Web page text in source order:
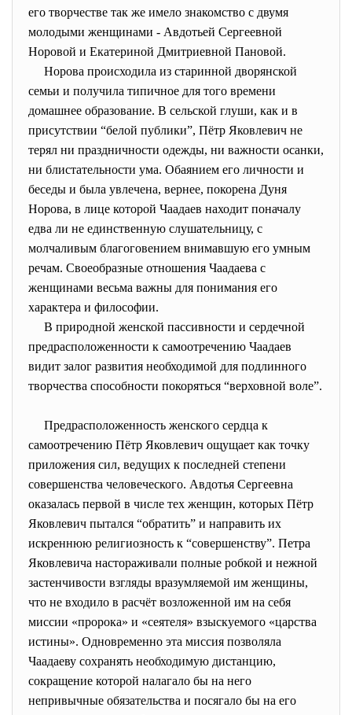
его творчестве так же имело знакомство с двумя
молодыми женщинами - Авдотьей Сергеевной
Норовой и Екатериной Дмитриевной Пановой.
Норова происходила из старинной дворянской
семьи и получила типичное для того времени
домашнее образование. В сельской глуши, как и в
присутствии “белой публики”, Пётр Яковлевич не
терял ни праздничности одежды, ни важности осанки,
ни блистательности ума. Обаянием его личности и
беседы и была увлечена, вернее, покорена Дуня
Норова, в лице которой Чаадаев находит поначалу
едва ли не единственную слушательницу, с
молчаливым благоговением внимавшую его умным
речам. Своеобразные отношения Чаадаева с
женщинами весьма важны для понимания его
характера и философии.
В природной женской пассивности и сердечной
предрасположенности к самоотречению Чаадаев
видит залог развития необходимой для подлинного
творчества способности покоряться “верховной воле”.
Предрасположенность женского сердца к
самоотречению Пётр Яковлевич ощущает как точку
приложения сил, ведущих к последней степени
совершенства человеческого. Авдотья Сергеевна
оказалась первой в числе тех женщин, которых Пётр
Яковлевич пытался “обратить” и направить их
искреннюю религиозность к “совершенству”. Петра
Яковлевича настораживали полные робкой и нежной
застенчивости взгляды вразумляемой им женщины,
что не входило в расчёт возложенной им на себя
миссии «пророка» и «сеятеля» взыскуемого «царства
истины». Одновременно эта миссия позволяла
Чаадаеву сохранять необходимую дистанцию,
сокращение которой налагало бы на него
непривычные обязательства и посягало бы на его